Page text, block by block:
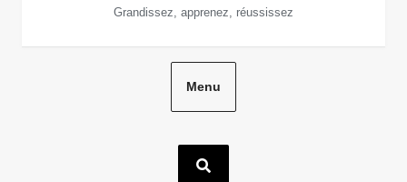
Grandissez, apprenez, réussissez
Menu